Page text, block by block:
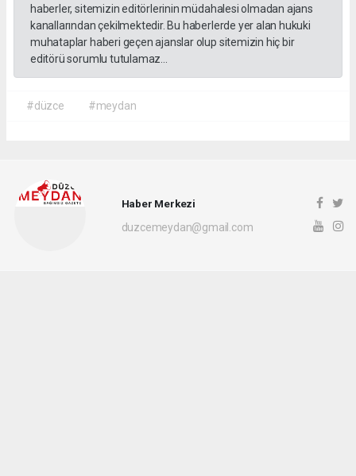
haberler, sitemizin editörlerinin müdahalesi olmadan ajans
kanallarından çekilmektedir. Bu haberlerde yer alan hukuki
muhataplar haberi geçen ajanslar olup sitemizin hiç bir
editörü sorumlu tutulamaz...
#düzce #meydan
Haber Merkezi
duzcemeydan@gmail.com